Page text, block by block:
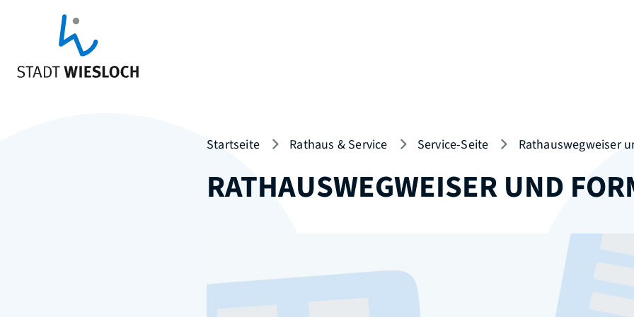
Startseite Rathaus & Service Service-Seite Rathauswegweiser
RATHAUSWEGWEISER UND